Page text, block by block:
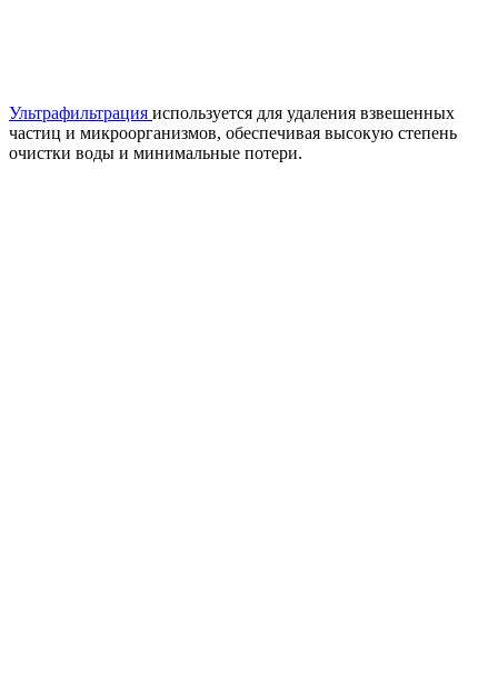
Ультрафильтрация используется для удаления взвешенных
частиц и микроорганизмов, обеспечивая высокую степень
очистки воды и минимальные потери.